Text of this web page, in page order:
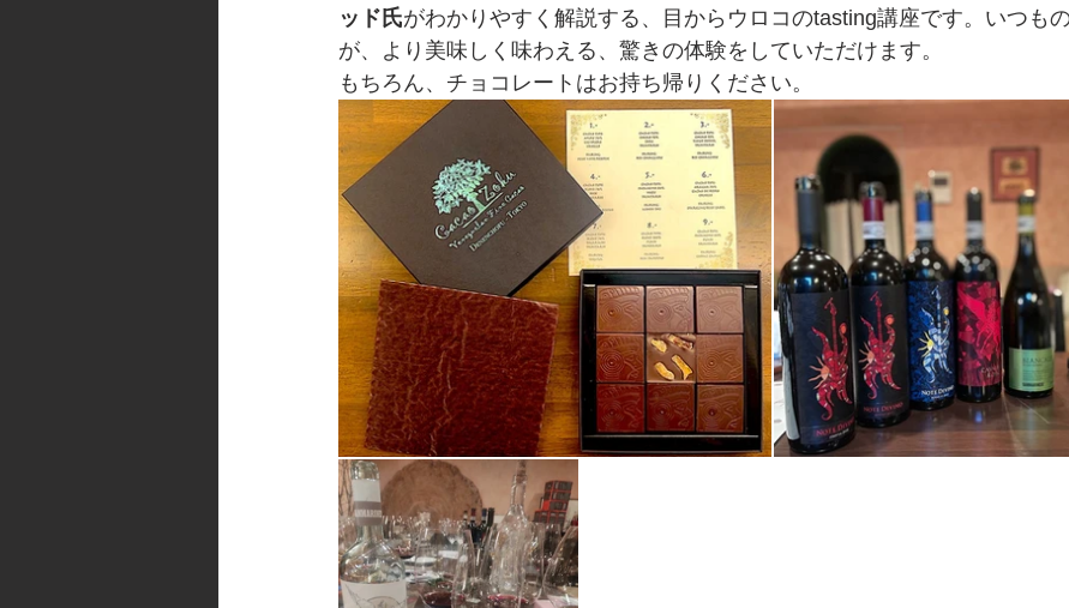
ッド氏がわかりやすく解説する、目からウロコのtasting講座です。いつも
が、より美味しく味わえる、驚きの体験をしていただけます。
もちろん、チョコレートはお持ち帰りください。